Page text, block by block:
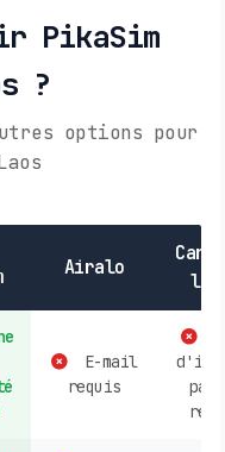
PikaSim
?
options pour
Airalo
E-mail
requis